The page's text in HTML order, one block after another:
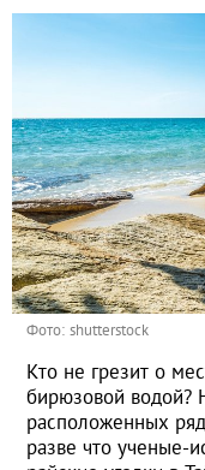
Фото: shutterstock
Кто не грезит о
бирюзовой водой?
расположенных
разве что ученые-